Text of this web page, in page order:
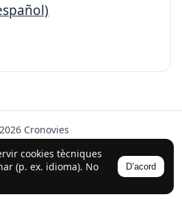
cookies tècniques
(p. ex. idioma). No
D’acord
Cronovies
amb l’ajuda de la IA
(ChatGPT).
nos a Instagram